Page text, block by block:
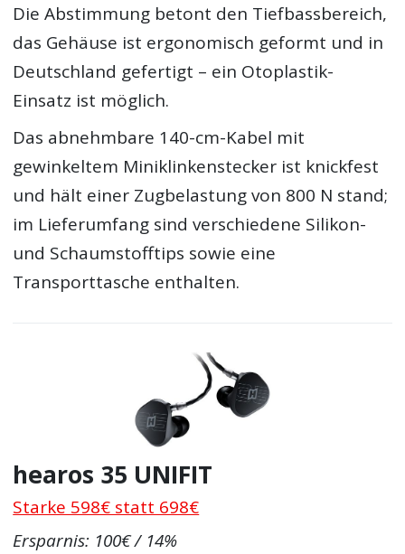
Die Abstimmung betont den Tiefbassbereich,
das Gehäuse ist ergonomisch geformt und in
Deutschland gefertigt – ein Otoplastik-
Einsatz ist möglich.
Das abnehmbare 140-cm-Kabel mit
gewinkeltem Miniklinkenstecker ist knickfest
und hält einer Zugbelastung von 800 N stand;
im Lieferumfang sind verschiedene Silikon-
und Schaumstofftips sowie eine
Transporttasche enthalten.
hearos 35 UNIFIT
Starke 598€ statt 698€
Ersparnis: 100€ / 14%